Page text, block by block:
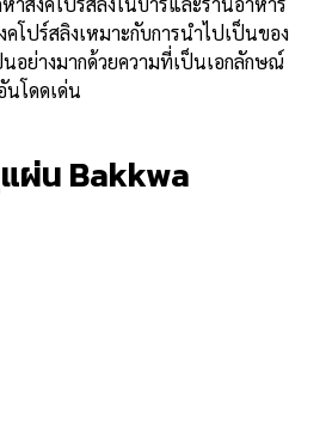
โปร์สลิงเหมาะกับการนำไปเป็นของ
อย่างมากด้วยความที่เป็นเอกลักษณ์
นโดดเด่น
ผ่น Bakkwa